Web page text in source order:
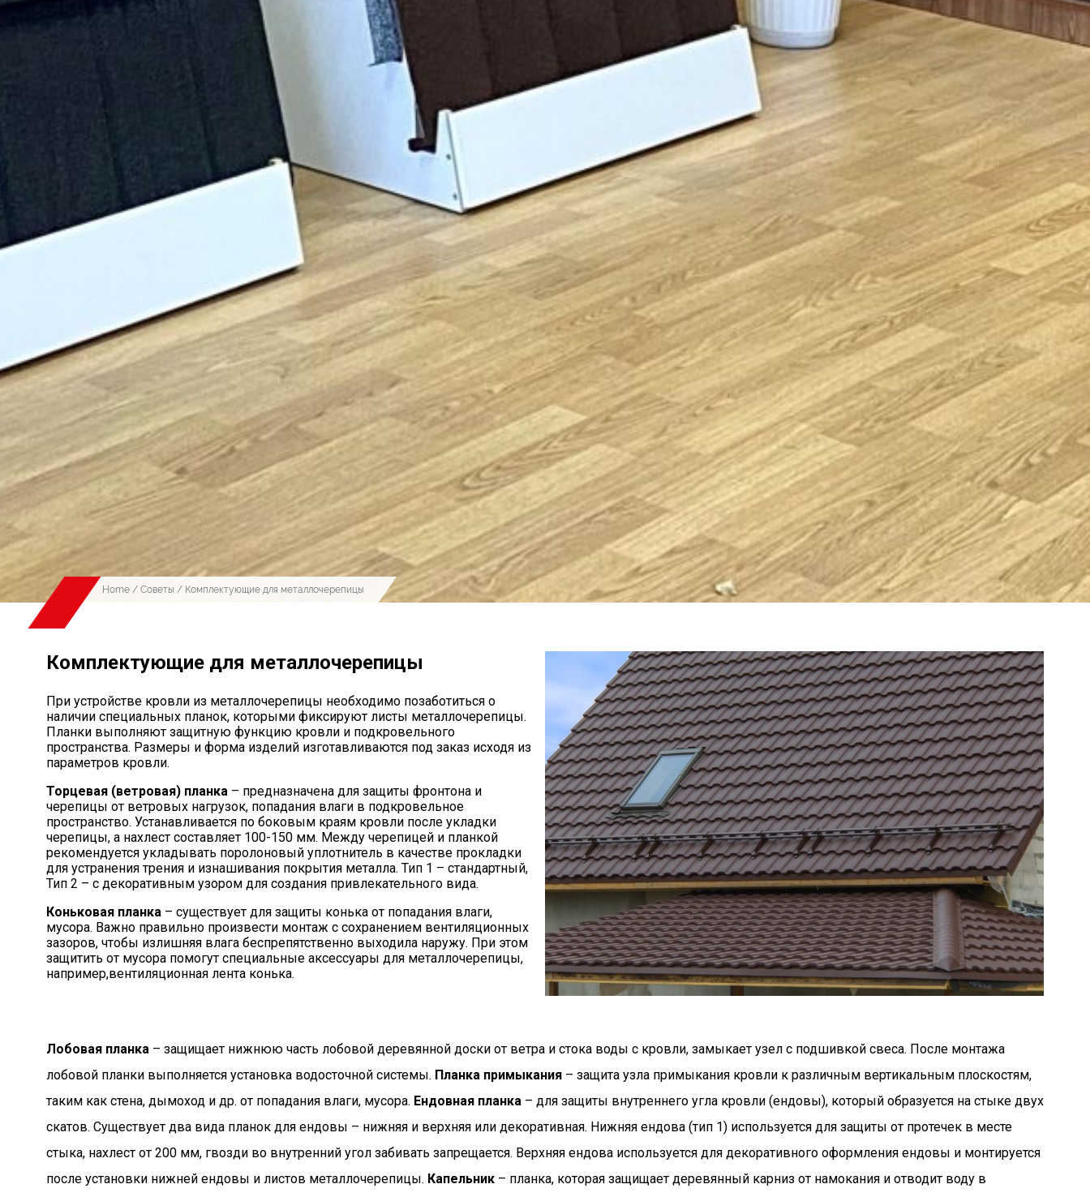
Home / Советы / Комплектующие для металлочерепицы
Комплектующие для металлочерепицы
При устройстве кровли из металлочерепицы необходимо позаботиться о
наличии специальных планок, которыми фиксируют листы металлочерепицы.
Планки выполняют защитную функцию кровли и подкровельного
пространства. Размеры и форма изделий изготавливаются под заказ исходя из
параметров кровли.
Торцевая (ветровая) планка – предназначена для защиты фронтона и
черепицы от ветровых нагрузок, попадания влаги в подкровельное
пространство. Устанавливается по боковым краям кровли после укладки
черепицы, а нахлест составляет 100-150 мм. Между черепицей и планкой
рекомендуется укладывать поролоновый уплотнитель в качестве прокладки
для устранения трения и изнашивания покрытия металла. Тип 1 – стандартный,
Тип 2 – с декоративным узором для создания привлекательного вида.
Коньковая планка – существует для защиты конька от попадания влаги,
мусора. Важно правильно произвести монтаж с сохранением вентиляционных
зазоров, чтобы излишняя влага беспрепятственно выходила наружу. При этом
защитить от мусора помогут специальные аксессуары для металлочерепицы,
например,вентиляционная лента конька.
Лобовая планка – защищает нижнюю часть лобовой деревянной доски от ветра и стока воды с кровли, замыкает узел с подшивкой свеса. После монтажа
лобовой планки выполняется установка водосточной системы. Планка примыкания – защита узла примыкания кровли к различным вертикальным плоскостям,
таким как стена, дымоход и др. от попадания влаги, мусора. Ендовная планка – для защиты внутреннего угла кровли (ендовы), который образуется на стыке двух
скатов. Существует два вида планок для ендовы – нижняя и верхняя или декоративная. Нижняя ендова (тип 1) используется для защиты от протечек в месте
стыка, нахлест от 200 мм, гвозди во внутренний угол забивать запрещается. Верхняя ендова используется для декоративного оформления ендовы и монтируется
после установки нижней ендовы и листов металлочерепицы. Капельник – планка, которая защищает деревянный карниз от намокания и отводит воду в